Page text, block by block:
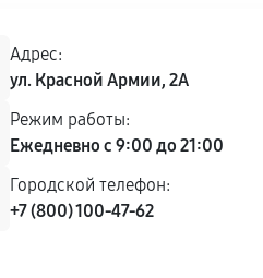
Адрес:
ул. Красной Армии, 2А
Режим работы:
Ежедневно с 9:00 до 21:00
Городской телефон:
+7 (800) 100-47-62